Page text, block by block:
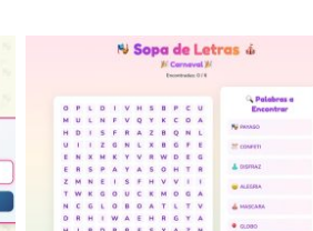
Sopa de letras